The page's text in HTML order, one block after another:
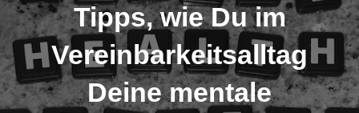
Tipps, wie Du im
Vereinbarkeitsalltag
Deine mentale